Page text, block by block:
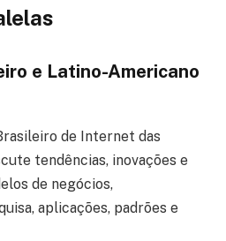
e Latino-Americano
de Internet das
tendências, inovações e
de negócios,
aplicações, padrões e